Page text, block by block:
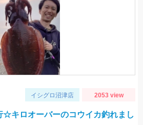
イシグロ沼津店 2053 view
キロオーバーのコウイカ釣れまし